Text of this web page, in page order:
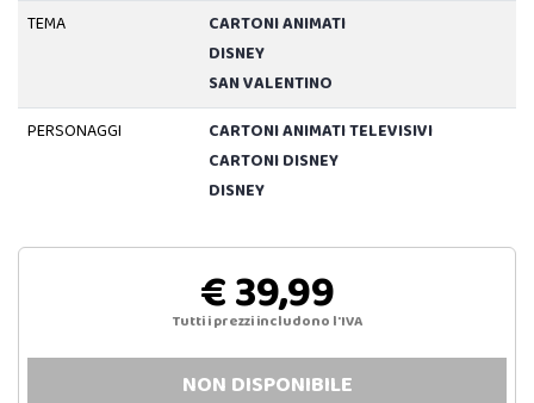
TEMA
CARTONI ANIMATI
DISNEY
SAN VALENTINO
PERSONAGGI
CARTONI ANIMATI TELEVISIVI
CARTONI DISNEY
DISNEY
€ 39,99
Tutti i prezzi includono l'IVA
NON DISPONIBILE